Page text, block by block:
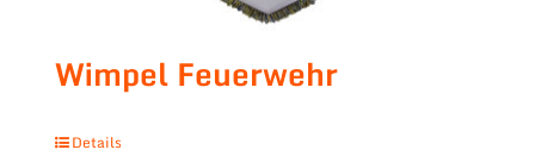
Wimpel Feuerwehr
Details